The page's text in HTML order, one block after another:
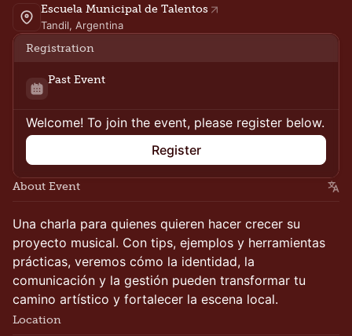
Escuela Municipal de Talentos
Tandil, Argentina
Registration
Past Event
Welcome! To join the event, please register below.
Register
About Event
Una charla para quienes quieren hacer crecer su
proyecto musical. Con tips, ejemplos y herramientas
prácticas, veremos cómo la identidad, la
comunicación y la gestión pueden transformar tu
camino artístico y fortalecer la escena local.
Location